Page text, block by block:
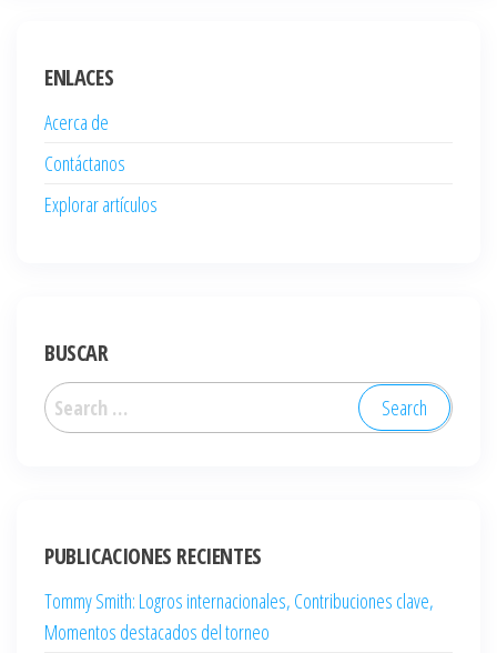
ENLACES
Acerca de
Contáctanos
Explorar artículos
BUSCAR
Search
for:
PUBLICACIONES RECIENTES
Tommy Smith: Logros internacionales, Contribuciones clave,
Momentos destacados del torneo